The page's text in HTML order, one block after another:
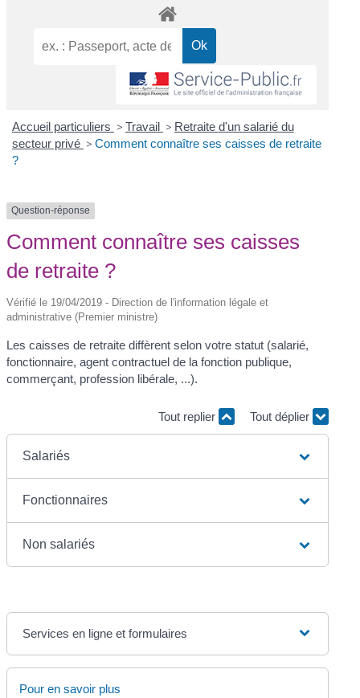
Accueil particuliers > Travail > Retraite d'un salarié du
secteur privé > Comment connaître ses caisses de retraite
?
Question-réponse
Comment connaître ses caisses
de retraite ?
Vérifié le 19/04/2019 - Direction de l'information légale et
administrative (Premier ministre)
Les caisses de retraite diffèrent selon votre statut (salarié,
fonctionnaire, agent contractuel de la fonction publique,
commerçant, profession libérale, ...).
Tout replier Tout déplier
Salariés
Fonctionnaires
Non salariés
Services en ligne et formulaires
Pour en savoir plus